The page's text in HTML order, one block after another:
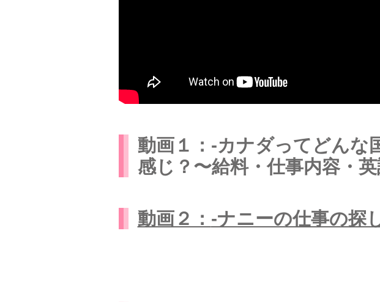
動画１：-カナダってどんな
感じ？〜給料・仕事内容・
動画２： -ナニーの仕事の探